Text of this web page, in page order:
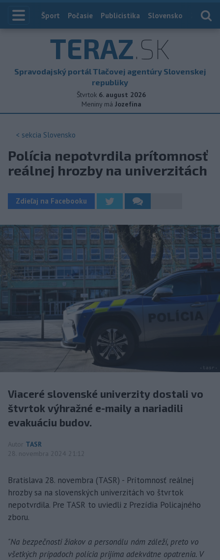
Index
Šport Počasie Publicistika Slovensko
TERAZ.SK
Spravodajský portál Tlačovej agentúry Slovenskej
republiky
Štvrtok 6. august 2026
Meniny má Jozefína
< sekcia Slovensko
Polícia nepotvrdila prítomnosť
reálnej hrozby na univerzitách
Zdieľaj na Facebooku
Viaceré slovenské univerzity dostali vo
štvrtok výhražné e-maily a nariadili
evakuáciu budov.
Autor TASR
28. novembra 2024 21:12
Bratislava 28. novembra (TASR) - Prítomnosť reálnej
hrozby sa na slovenských univerzitách vo štvrtok
nepotvrdila. Pre TASR to uviedli z Prezídia Policajného
zboru.
"Na bezpečnosti žiakov a personálu nám záleží, preto vo
všetkých prípadoch polícia prijíma adekvátne opatrenia. V